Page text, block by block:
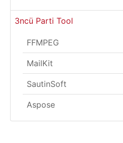
3ncü Parti Tool
FFMPEG
MailKit
SautinSoft
Aspose